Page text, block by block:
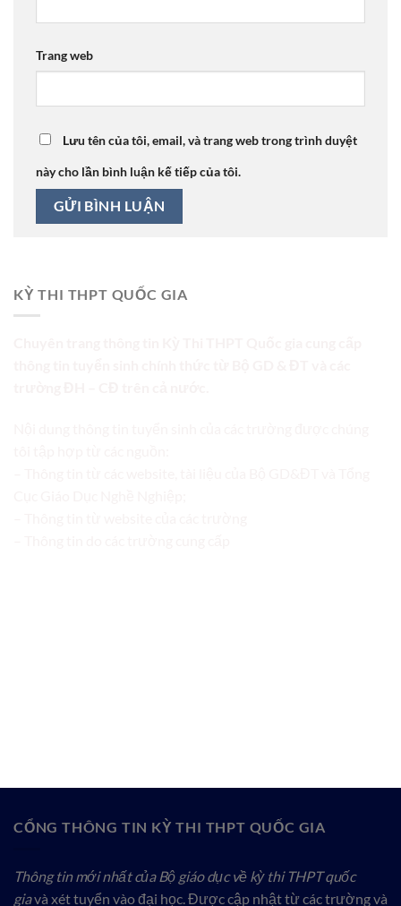
Trang web
Lưu tên của tôi, email, và trang web trong trình duyệt
này cho lần bình luận kế tiếp của tôi.
KỲ THI THPT QUỐC GIA
CỔNG THÔNG TIN KỲ THI THPT QUỐC GIA
Thông tin mới nhất của Bộ giáo dục về kỳ thi THPT quốc
giavà xét tuyển vào đại học. Được cập nhật từ các trường và